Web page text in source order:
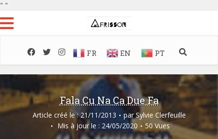
" "
FR EN PT
Fala Cu Na Ca Due Fa
Article créé le : 21/11/2013 par Sylvie Clerfeuille
Mis à jour le : 24/05/2020
50 Vues